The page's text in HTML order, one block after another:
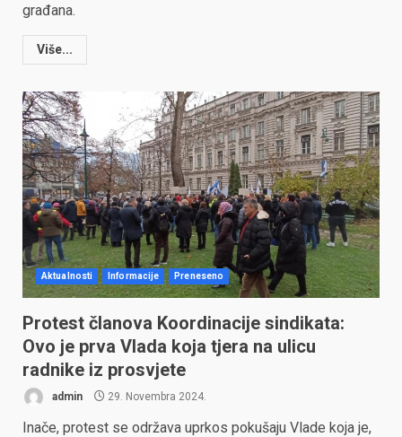
građana.
Više...
Aktualnosti Informacije Preneseno
Protest članova Koordinacije sindikata:
Ovo je prva Vlada koja tjera na ulicu
radnike iz prosvjete
admin 29. Novembra 2024.
Inače, protest se održava uprkos pokušaju Vlade koja je,